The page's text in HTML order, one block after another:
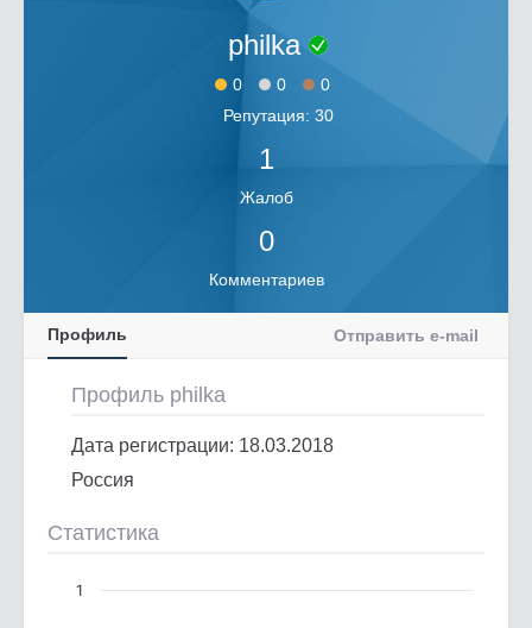
philka
0 0
0
Репутация: 30
1
Жалоб
0
Комментариев
Профиль Отправить e-mail
Профиль philka
Дата регистрации: 18.03.2018
Россия
Статистика
1